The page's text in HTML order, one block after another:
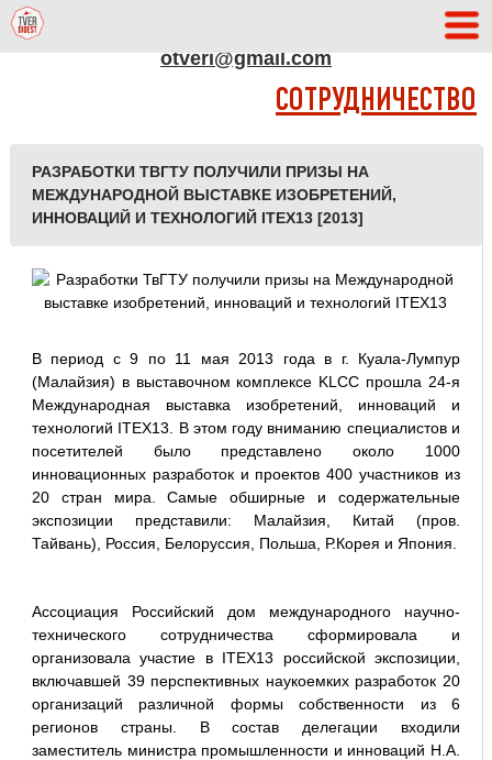
otveri@gmail.com
СОТРУДНИЧЕСТВО
РАЗРАБОТКИ ТВГТУ ПОЛУЧИЛИ ПРИЗЫ НА
МЕЖДУНАРОДНОЙ ВЫСТАВКЕ ИЗОБРЕТЕНИЙ,
ИННОВАЦИЙ И ТЕХНОЛОГИЙ ITEX13 [2013]
В период с 9 по 11 мая 2013 года в г. Куала-Лумпур
(Малайзия) в выставочном комплексе KLCC прошла 24-я
Международная выставка изобретений, инноваций и
технологий ITEX13. В этом году вниманию специалистов и
посетителей было представлено около 1000
инновационных разработок и проектов 400 участников из
20 стран мира. Самые обширные и содержательные
экспозиции представили: Малайзия, Китай (пров.
Тайвань), Россия, Белоруссия, Польша, Р.Корея и Япония.
Ассоциация Российский дом международного научно-
технического сотрудничества сформировала и
организовала участие в ITEX13 российской экспозиции,
включавшей 39 перспективных наукоемких разработок 20
организаций различной формы собственности из 6
регионов страны. В состав делегации входили
заместитель министра промышленности и инноваций Н.А.